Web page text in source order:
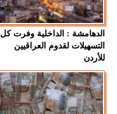
الدهامشة : الداخلية وفرت كل
التسهيلات لقدوم العراقيين
للأردن